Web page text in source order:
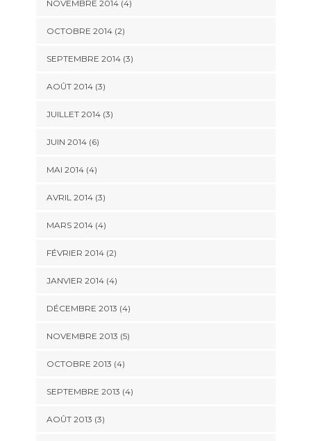
NOVEMBRE 2014(4)
OCTOBRE 2014(2)
SEPTEMBRE 2014(3)
AOÛT 2014(3)
JUILLET 2014(3)
JUIN 2014(6)
MAI 2014(4)
AVRIL 2014(3)
MARS 2014(4)
FÉVRIER 2014(2)
JANVIER 2014(4)
DÉCEMBRE 2013 (4)
NOVEMBRE 2013 (5)
OCTOBRE 2013 (4)
SEPTEMBRE 2013 (4)
AOÛT 2013 (3)